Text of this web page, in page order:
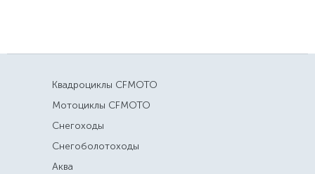
Квадроциклы CFMOTO
Мотоциклы CFMOTO
Снегоходы
Снегоболотоходы
Аква